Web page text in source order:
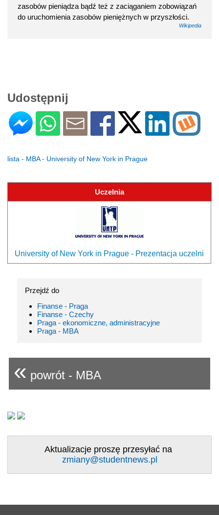
zasobów pieniądza bądź też z zaciąganiem zobowiązań
do uruchomienia zasobów pieniężnych w przyszłości.
Wikipedia
Udostępnij
lista - MBA - University of New York in Prague
Uczelnia
University of New York in Prague - Prezentacja uczelni
Przejdź do
Finanse - Praga
Finanse - Czechy
Praga - ekonomiczne, administracyjne
Praga - MBA
« powrót - MBA
Aktualizacje proszę przesyłać na
zmiany@studentnews.pl